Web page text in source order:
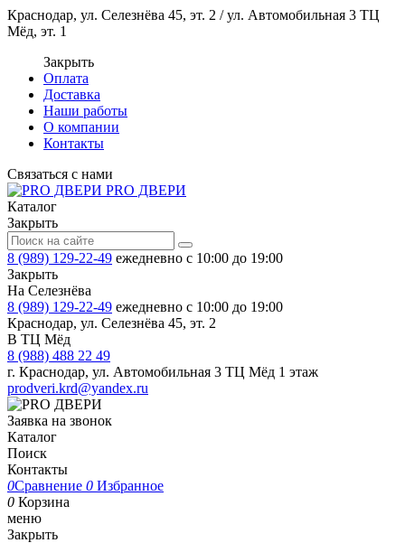
Краснодар, ул. Селезнёва 45, эт. 2 / ул. Автомобильная 3 ТЦ
Мёд, эт. 1
Закрыть
Оплата
Доставка
Наши работы
О компании
Контакты
Связаться с нами
PRO ДВЕРИ
Каталог
Закрыть
8 (989) 129-22-49 ежедневно с 10:00 до 19:00
Закрыть
На Селезнёва
8 (989) 129-22-49 ежедневно с 10:00 до 19:00
Краснодар, ул. Селезнёва 45, эт. 2
В ТЦ Мёд
8 (988) 488 22 49
г. Краснодар, ул. Автомобильная 3 ТЦ Мёд 1 этаж
prodveri.krd@yandex.ru
Заявка на звонок
Каталог
Поиск
Контакты
0Сравнение 0 Избранное
0 Корзина
меню
Закрыть